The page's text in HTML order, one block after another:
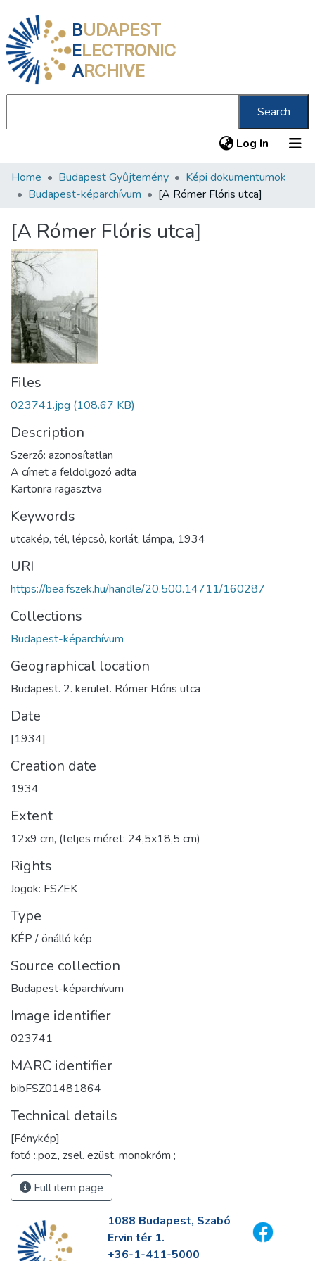
BUDAPEST
ELECTRONIC
ARCHIVE
Search
Log In (current)
Communities & Collections
Statistics
About us
Home Budapest Gyűjtemény
Képi dokumentumok
Budapest-képarchívum
[A Rómer Flóris utca]
[A Rómer Flóris utca]
Files
023741.jpg (108.67 KB)
Description
Szerző: azonosítatlan
A címet a feldolgozó adta
Kartonra ragasztva
Keywords
utcakép, tél, lépcső, korlát, lámpa, 1934
URI
https://bea.fszek.hu/handle/20.500.14711/160287
Collections
Budapest-képarchívum
Geographical location
Budapest. 2. kerület. Rómer Flóris utca
Date
[1934]
Creation date
1934
Extent
12x9 cm, (teljes méret: 24,5x18,5 cm)
Rights
Jogok: FSZEK
Type
KÉP / önálló kép
Source collection
Budapest-képarchívum
Image identifier
023741
MARC identifier
bibFSZ01481864
Technical details
[Fénykép]
fotó :,poz., zsel. ezüst, monokróm ;
Full item page
1088 Budapest, Szabó
Ervin tér 1.
+36-1-411-5000